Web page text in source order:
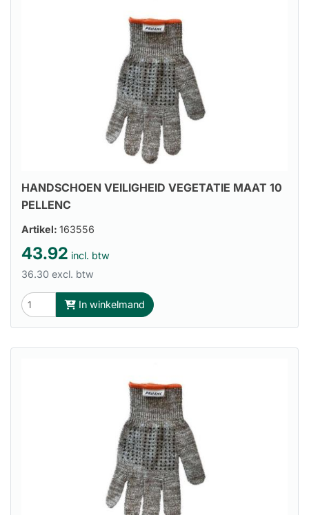
HANDSCHOEN VEILIGHEID VEGETATIE MAAT 10
PELLENC
Artikel: 163556
43.92 incl. btw
36.30 excl. btw
In winkelmand